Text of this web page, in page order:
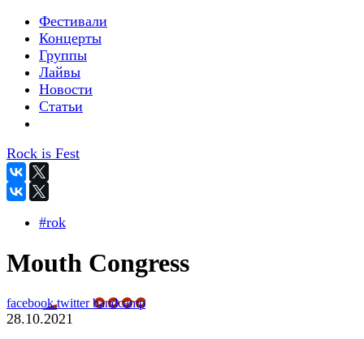
Фестивали
Концерты
Группы
Лайвы
Новости
Статьи
Rock is Fest
#rok
Mouth Congress
facebooktwitterbandcamp
28.10.2021